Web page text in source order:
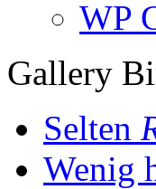
WP
Gallery
Selten
Wenig